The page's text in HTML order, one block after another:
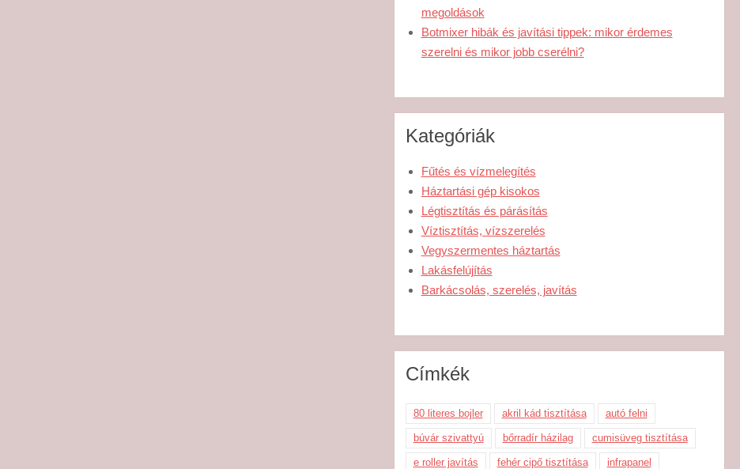
megoldások
Botmixer hibák és javítási tippek: mikor érdemes
szerelni és mikor jobb cserélni?
Kategóriák
Fűtés és vízmelegítés
Háztartási gép kisokos
Légtisztítás és párásítás
Víztisztítás, vízszerelés
Vegyszermentes háztartás
Lakásfelújítás
Barkácsolás, szerelés, javítás
Címkék
80 literes bojler akril kád tisztítása autó felni
búvár szivattyú bőrradír házilag cumisüveg tisztítása
e roller javítás fehér cipő tisztítása infrapanel